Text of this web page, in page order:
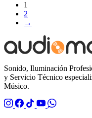
1
2
→
Sonido, Iluminación
y Servicio Técnico
Músico.